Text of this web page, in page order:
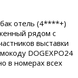
отель (4****+)
рядом с
выставки
DOGEXPO24
в номерах всех